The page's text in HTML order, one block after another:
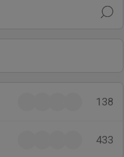
138
433